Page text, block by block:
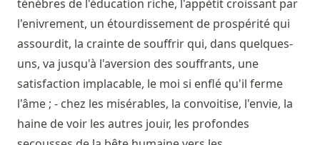
ténèbres de l'éducation riche, l'appétit croissant par
l'enivrement, un étourdissement de prospérité qui
assourdit, la crainte de souffrir qui, dans quelques-
uns, va jusqu'à l'aversion des souffrants, une
satisfaction implacable, le moi si enflé qu'il ferme
l'âme ; - chez les misérables, la convoitise, l'envie, la
haine de voir les autres jouir, les profondes